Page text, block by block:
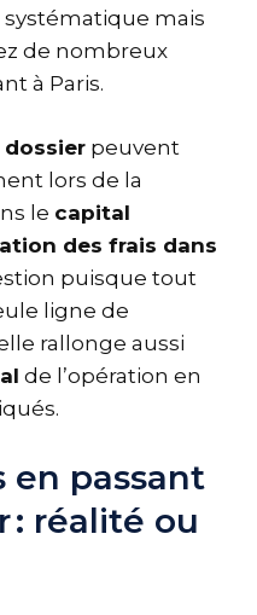
systématique mais
de nombreux
à Paris.
peuvent
lors de la
le capital
des frais dans
puisque tout
ligne de
rallonge aussi
de l’opération en
en passant
: réalité ou